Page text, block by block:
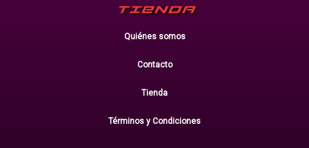
TIENDA
Quiénes somos
Contacto
Tienda
Términos y Condiciones